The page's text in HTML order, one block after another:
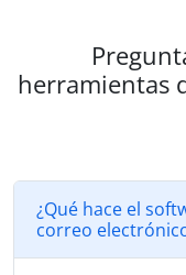
herramientas
¿Qué hace el
correo